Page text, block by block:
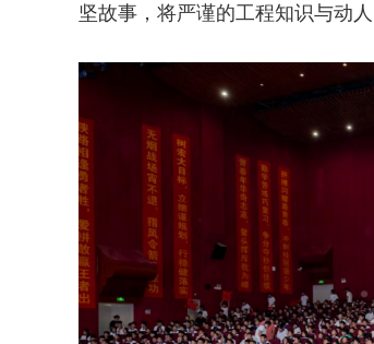
坚故事，将严谨的工程知识与动